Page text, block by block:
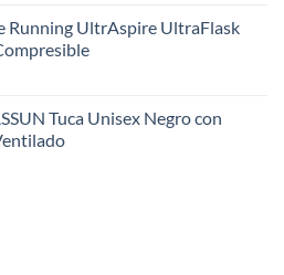
Running UltrAspire UltraFlask
Tuca Unisex Negro con